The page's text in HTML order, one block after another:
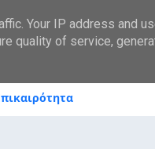
Your IP address and
quality of service,